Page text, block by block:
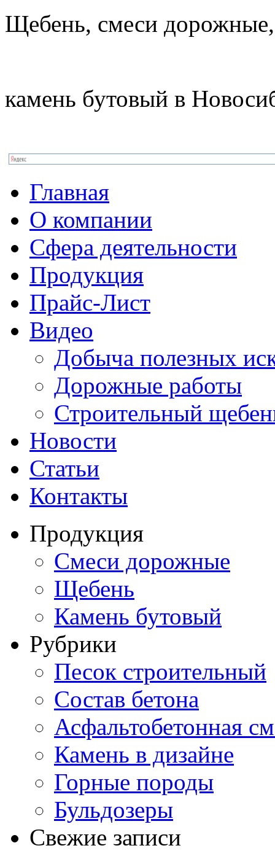
Щебень, смеси дорожные,
камень бутовый в
Главная
О компании
Сфера деятельности
Продукция
Прайс-Лист
Видео
Добыча полезных
Дорожные работы
Строительный
Новости
Статьи
Контакты
Продукция
Смеси дорожные
Щебень
Камень бутовый
Рубрики
Песок строительный
Состав бетона
Асфальтобетонная
Камень в дизайне
Горные породы
Бульдозеры
Свежие записи